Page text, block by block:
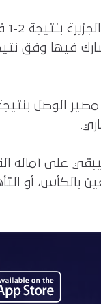
فيها وفق
الوصل
على آماله
بالكأس، أو